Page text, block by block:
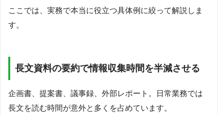
ここでは、実務で本当に役立つ具体例に絞って解説しま
す。
長文資料の要約で情報収集時間を半減させる
企画書、提案書、議事録、外部レポート。日常業務では
長文を読む時間が意外と多くを占めています。